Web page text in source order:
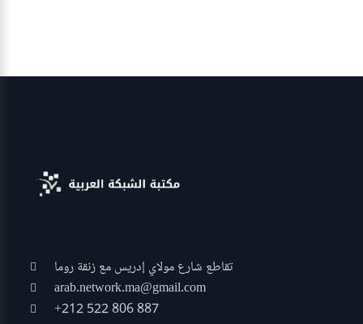
تقاطع شارع مولاي إدريس مع زنقة روما
arab.network.ma@gmail.com
+212 522 806 887